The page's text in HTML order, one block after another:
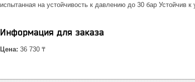
испытанная на устойчивость к давлению до 30 бар Устойчив
Информация для заказа
Цена: 36 730 ₸